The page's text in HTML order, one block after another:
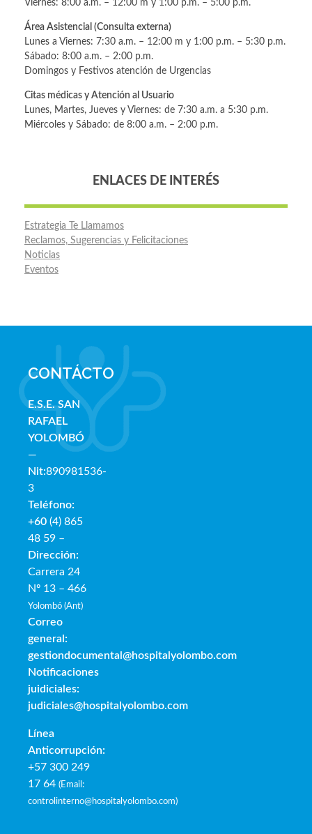
Viernes: 8:00 a.m. – 12:00 m y 1:00 p.m. – 5:00 p.m.
Área Asistencial (Consulta externa)
Lunes a Viernes: 7:30 a.m. – 12:00 m y 1:00 p.m. – 5:30 p.m.
Sábado: 8:00 a.m. – 2:00 p.m.
Domingos y Festivos atención de Urgencias
Citas médicas y Atención al Usuario
Lunes, Martes, Jueves y Viernes: de 7:30 a.m. a 5:30 p.m.
Miércoles y Sábado: de 8:00 a.m. – 2:00 p.m.
ENLACES DE INTERÉS
Estrategia Te Llamamos
Reclamos, Sugerencias y Felicitaciones
Noticias
Eventos
CONTÁCTO
E.S.E. SAN
RAFAEL
YOLOMBÓ
—
Nit:890981536-
3
Teléfono:
+60 (4) 865
48 59 –
Dirección:
Carrera 24
Nº 13 – 466
Yolombó (Ant)
Correo
general:
gestiondocumental@hospitalyolombo.com
Notificaciones
juidiciales:
judiciales@hospitalyolombo.com
Línea
Anticorrupción:
+57 300 249
17 64 (Email:
controlinterno@hospitalyolombo.com)